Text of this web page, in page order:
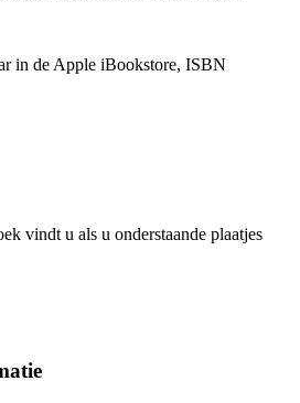
in de Apple iBookstore, ISBN
vindt u als u onderstaande plaatjes